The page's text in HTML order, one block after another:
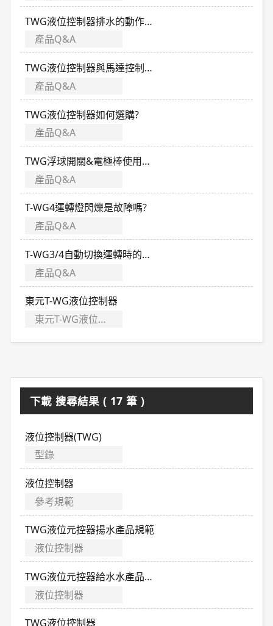
TWG液位控制器排水的動作原理為何?
產品Q&A
TWG液位控制器與馬達控制原理為何?
產品Q&A
TWG液位控制器如何選購?
產品Q&A
TWG浮球開關&電極棒使用場所差別?
產品Q&A
T-WG4運轉燈閃爍是故障嗎?
產品Q&A
T-WG3/4自動切換運轉時的滴答聲如何消除?
產品Q&A
東元T-WG液位控制器
東元T-WG液位控制器
下載 搜尋結果 ( 17 筆 )
液位控制器(TWG)
型錄
液位控制器
參考規範
TWG液位元控器揚水產品規範
液位控制器
TWG液位元控器給水水產品規範
液位控制器
TWG液位控制器